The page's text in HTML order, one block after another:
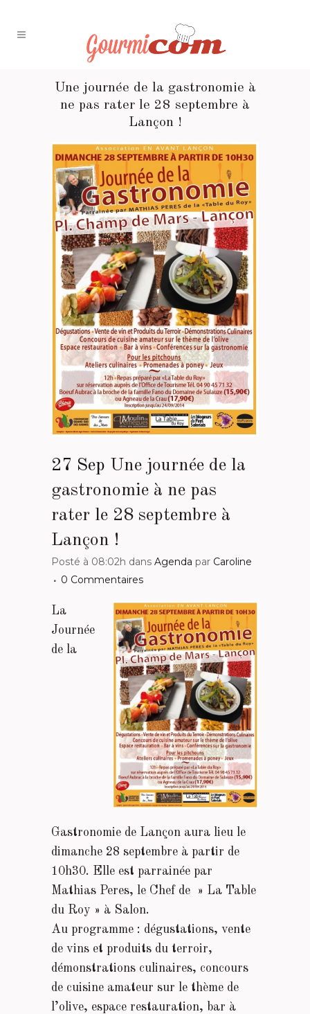
Une journée de la gastronomie à
ne pas rater le 28 septembre à
Lançon !
27 Sep Une journée de la
gastronomie à ne pas
rater le 28 septembre à
Lançon !
Posté à 08:02h dans Agenda par Caroline
0 Commentaires
La
Journée
de la
Gastronomie de Lançon aura lieu le
dimanche 28 septembre à partir de
10h30. Elle est parrainée par
Mathias Peres, le Chef de » La Table
du Roy » à Salon.
Au programme : dégustations, vente
de vins et produits du terroir,
démonstrations culinaires, concours
de cuisine amateur sur le thème de
l’olive, espace restauration, bar à